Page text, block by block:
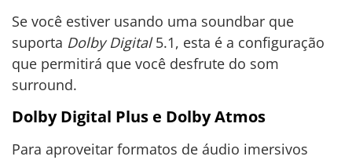
Se você estiver usando uma soundbar que
suporta Dolby Digital5.1, esta é a configuração
que permitirá que você desfrute do som
surround.
Dolby Digital Plus e Dolby Atmos
Para aproveitar formatos de áudio imersivos